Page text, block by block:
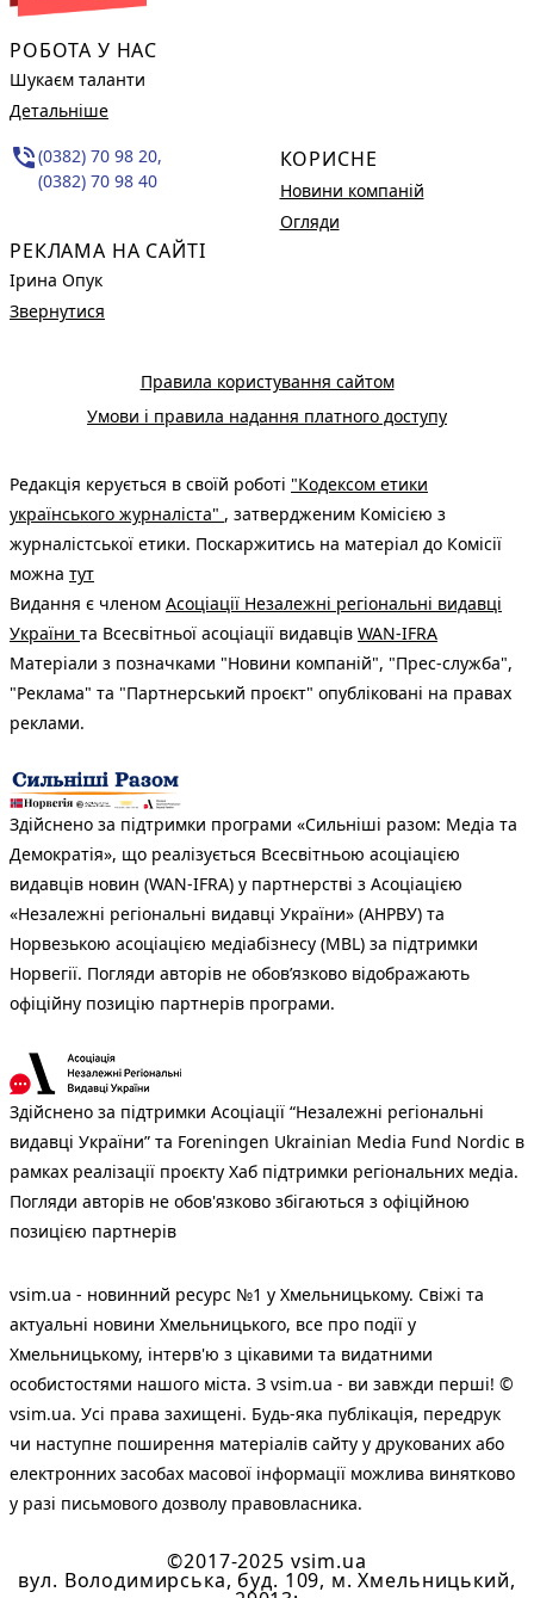
РОБОТА У НАС
Шукаєм таланти
Детальніше
phone_in_talk(0382) 70 98 20,
(0382) 70 98 40
РЕКЛАМА НА САЙТІ
Ірина Опук
Звернутися
КОРИСНЕ
Новини компаній
Огляди
Правила користування сайтом
Умови і правила надання платного доступу
Редакція керується в своїй роботі "Кодексом етики
українського журналіста" , затвердженим Комісією з
журналістської етики. Поскаржитись на матеріал до Комісії
можна тут
Видання є членом Асоціації Незалежні регіональні видавці
України та Всесвітньої асоціації видавців WAN-IFRA
Матеріали з позначками "Новини компаній", "Прес-служба",
"Реклама" та "Партнерський проєкт" опубліковані на правах
реклами.
Здійснено за підтримки програми «Сильніші разом: Медіа та
Демократія», що реалізується Всесвітньою асоціацією
видавців новин (WAN-IFRA) у партнерстві з Асоціацією
«Незалежні регіональні видавці України» (АНРВУ) та
Норвезькою асоціацією медіабізнесу (MBL) за підтримки
Норвегії. Погляди авторів не обов’язково відображають
офіційну позицію партнерів програми.
Здійснено за підтримки Асоціації “Незалежні регіональні
видавці України” та Foreningen Ukrainian Media Fund Nordic в
рамках реалізації проєкту Хаб підтримки регіональних медіа.
Погляди авторів не обов'язково збігаються з офіційною
позицією партнерів
vsim.ua - новинний ресурс №1 у Хмельницькому. Свіжі та
актуальні новини Хмельницького, все про події у
Хмельницькому, інтерв'ю з цікавими та видатними
особистостями нашого міста. З vsim.ua - ви завжди перші! ©
vsim.ua. Усі права захищені. Будь-яка публiкацiя, передрук
чи наступне поширення матеріалів сайту у друкованих або
електронних засобах масової інформації можлива винятково
у разі письмового дозволу правовласника.
©2017-2025 vsim.ua
вул. Володимирська, буд. 109, м. Хмельницький,